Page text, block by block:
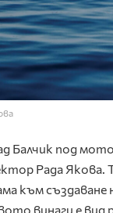
Балчик под
Рада Якова.
към създаване
винаги е вид